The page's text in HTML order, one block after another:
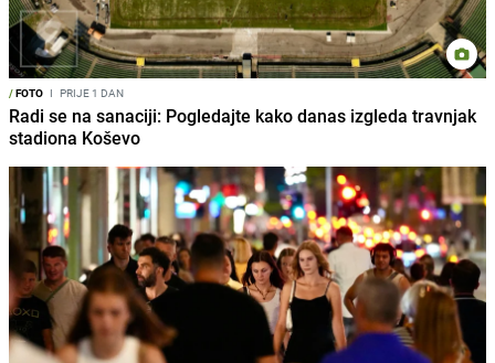
/FOTO I PRIJE 1 DAN
Radi se na sanaciji: Pogledajte kako danas izgleda travnjak
stadiona Koševo